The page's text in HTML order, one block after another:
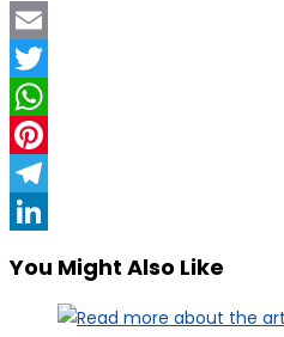
Email
Twitter
WhatsApp
Pinterest
Telegram
You Might Also Like